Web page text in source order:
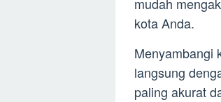
kota Anda.
Menyambangi
langsung
paling akurat